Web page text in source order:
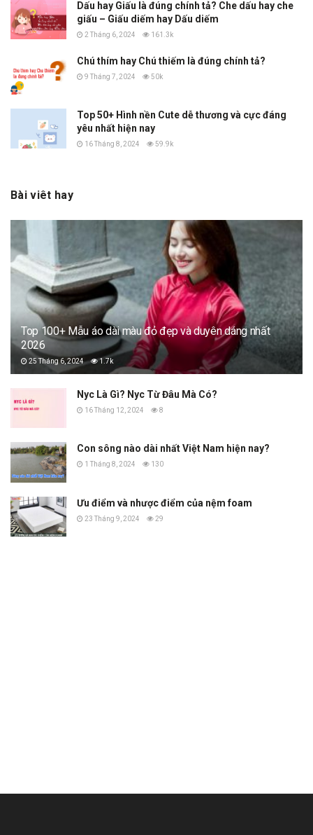
Dấu hay Giấu là đúng chính tả? Che dấu hay che
giấu – Giấu diếm hay Dấu diếm
2 Tháng 6, 2024 161.3k
Chú thím hay Chú thiếm là đúng chính tả?
9 Tháng 7, 2024 50k
Top 50+ Hình nền Cute dễ thương và cực đáng
yêu nhất hiện nay
16 Tháng 8, 2024 59.9k
Bài viêt hay
Top 100+ Mẫu áo dài màu đỏ đẹp và duyên dáng nhất
2026
25 Tháng 6, 2024 1.7k
Nyc Là Gì? Nyc Từ Đâu Mà Có?
16 Tháng 12, 2024 8
Con sông nào dài nhất Việt Nam hiện nay?
1 Tháng 8, 2024 130
Ưu điểm và nhược điểm của nệm foam
23 Tháng 9, 2024 29